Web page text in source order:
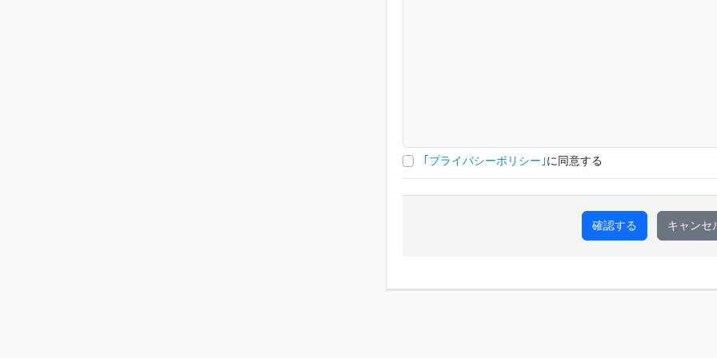
｢プライバシーポリシー｣に同意する
確認する キャンセ